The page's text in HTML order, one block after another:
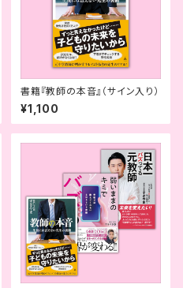
書籍『教師の本音』（サイン入り）
¥1,100